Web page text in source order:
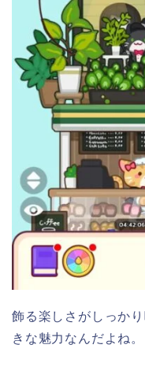
飾る楽しさがしっか
きな魅力なんだよね。